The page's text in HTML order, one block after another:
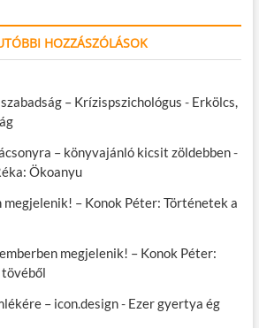
HOZZÁSZÓLÁSOK
– Krízispszichológus - Erkölcs,
– könyvajánló kicsit zöldebben-
Ökoanyu
megjelenik! – Konok Péter: Történetek a
megjelenik! – Konok Péter:
– icon.design- Ezer gyertya ég